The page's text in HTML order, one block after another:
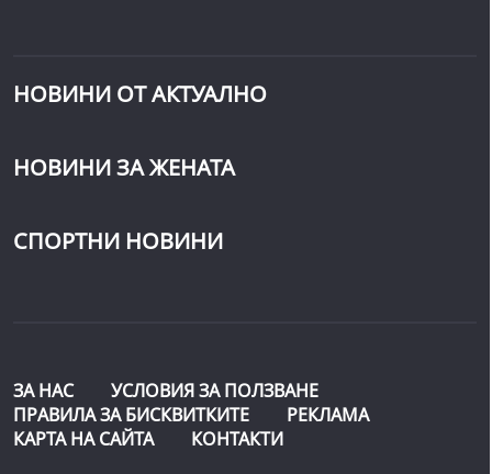
НОВИНИ ОТ АКТУАЛНО
НОВИНИ ЗА ЖЕНАТА
СПОРТНИ НОВИНИ
ЗА НАС
УСЛОВИЯ ЗА ПОЛЗВАНЕ
ПРАВИЛА ЗА БИСКВИТКИТЕ
РЕКЛАМА
КАРТА НА САЙТА
КОНТАКТИ